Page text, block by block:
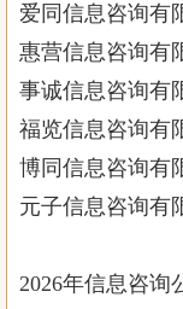
爱同信息咨询有
惠营信息咨询有
事诚信息咨询有
福览信息咨询有
博同信息咨询有
元子信息咨询有
2026年信息咨询